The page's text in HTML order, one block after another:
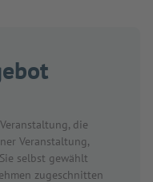
die
Veranstaltung,
selbst gewählt
zugeschnitten